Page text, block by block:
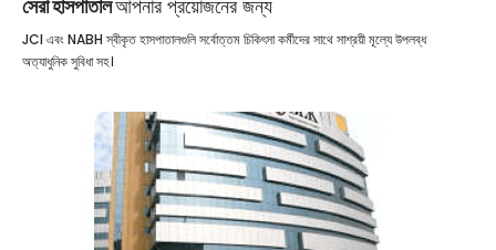
সেরা হাসপাতালআপনার প্রয়োজনের জন্য
JCI এবং NABH স্বীকৃত হাসপাতালগুলি সর্বোত্তম চিকিৎসা কর্মীদের সাথে সাশ্রয়ী মূল্যে উপলব্ধ
অত্যাধুনিক সুবিধা সহ।